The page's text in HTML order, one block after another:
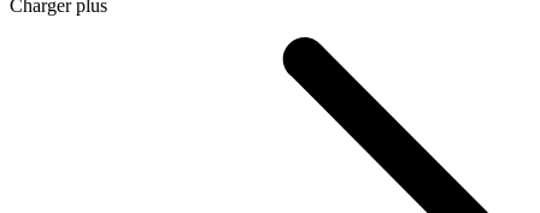
Charger plus